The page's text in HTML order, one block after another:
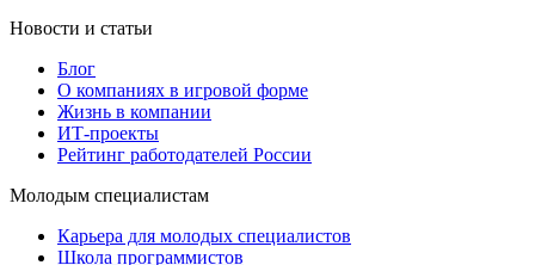
Новости и статьи
Блог
О компаниях в игровой форме
Жизнь в компании
ИТ-проекты
Рейтинг работодателей России
Молодым специалистам
Карьера для молодых специалистов
Школа программистов